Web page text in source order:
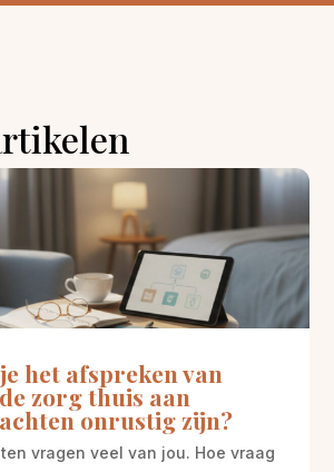
het afspreken van
zorg thuis aan
onrustig zijn?
vragen veel van jou. Hoe vraag